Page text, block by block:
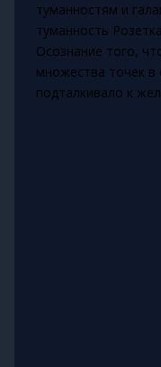
туманностям и
туманность
Осознание того,
множества точек в
подталкивало к